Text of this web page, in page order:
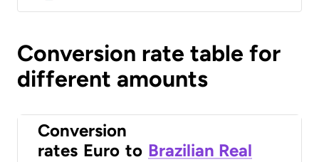
Conversion rate table for
different amounts
Conversion
rates Euro to Brazilian Real